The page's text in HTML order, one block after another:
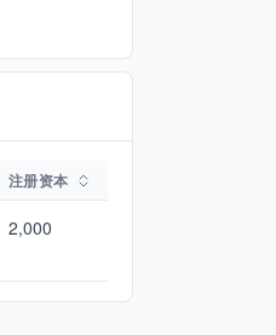
注册资本
2,000